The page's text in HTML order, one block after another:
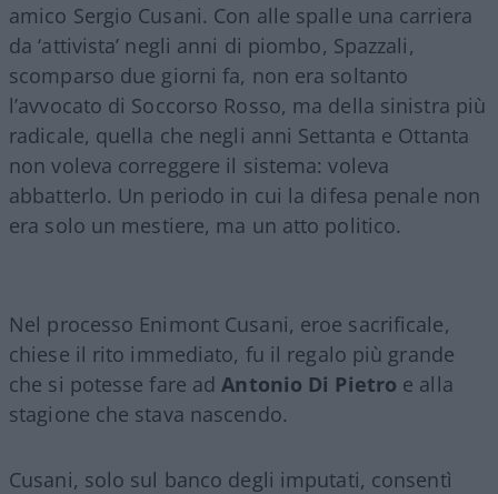
amico Sergio Cusani. Con alle spalle una carriera
da ‘attivista’ negli anni di piombo, Spazzali,
scomparso due giorni fa, non era soltanto
l’avvocato di Soccorso Rosso, ma della sinistra più
radicale, quella che negli anni Settanta e Ottanta
non voleva correggere il sistema: voleva
abbatterlo. Un periodo in cui la difesa penale non
era solo un mestiere, ma un atto politico.
Nel processo Enimont Cusani, eroe sacrificale,
chiese il rito immediato, fu il regalo più grande
che si potesse fare ad Antonio Di Pietro e alla
stagione che stava nascendo.
Cusani, solo sul banco degli imputati, consentì